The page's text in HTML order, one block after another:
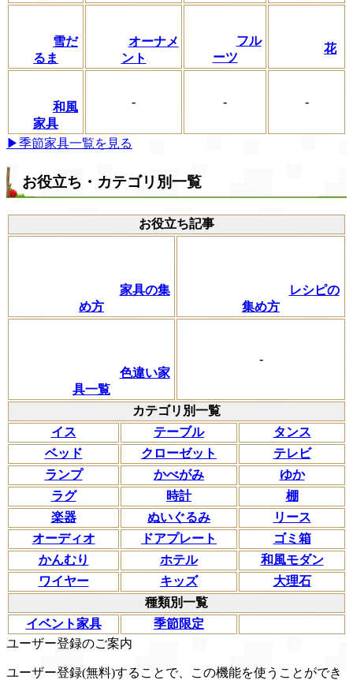
雪だ
るま
オーナメ
ント
フル
ーツ
花
和風
家具
- - -
▶季節家具一覧を見る
お役立ち・カテゴリ別一覧
お役立ち記事
家具の集
め方
レシピの
集め方
色違い家
具一覧
-
カテゴリ別一覧
イス
テーブル
タンス
ベッド
クローゼット
テレビ
ランプ
かべがみ
ゆか
ラグ
時計
棚
楽器
ぬいぐるみ
リース
オーディオ
ドアプレート
ゴミ箱
かんむり
ホテル
和風モダン
ワイヤー
キッズ
大理石
種類別一覧
イベント家具
季節限定
ユーザー登録のご案内
ユーザー登録(無料)することで、この機能を使うことができ